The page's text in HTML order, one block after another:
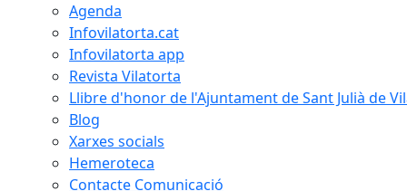
Agenda
Infovilatorta.cat
Infovilatorta app
Revista Vilatorta
Llibre d'honor de l'Ajuntament de Sant Julià de
Blog
Xarxes socials
Hemeroteca
Contacte Comunicació